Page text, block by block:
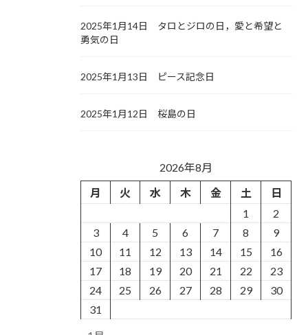
2025年1月14日 タロとジロの日，愛と希望と
勇気の日
2025年1月13日 ピース記念日
2025年1月12日 桜島の日
2026年8月
月
火 水 木 金 土
日
1
2
3
4 5 6 7 8
9
10
11 12 13 14 15
16
17
18 19 20 21 22
23
24
25 26 27 28 29
30
31